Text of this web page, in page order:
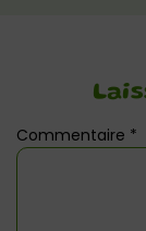
Commentaire *